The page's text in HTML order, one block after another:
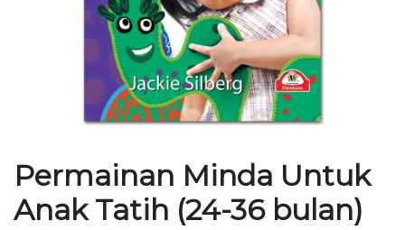
Permainan Minda Untuk
Anak Tatih (24-36 bulan)